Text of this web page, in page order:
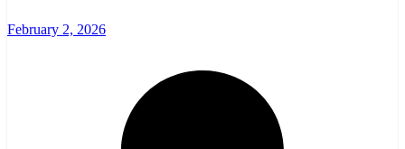
February 2, 2026